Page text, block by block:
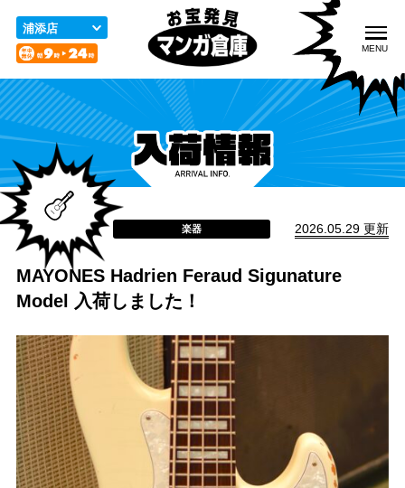
ジ
の
先
頭
す
MENU
入荷情報 取扱品目 買取のご案内
宅配／出張買取 店舗案内 お問い合わせ
プライバシーポリシー 求人情報
浦添店
楽器 2026.05.29 更新
MAYONES Hadrien Feraud Sigunature
Model 入荷しました！